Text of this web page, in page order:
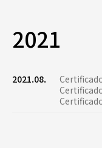
2021
2021.08.